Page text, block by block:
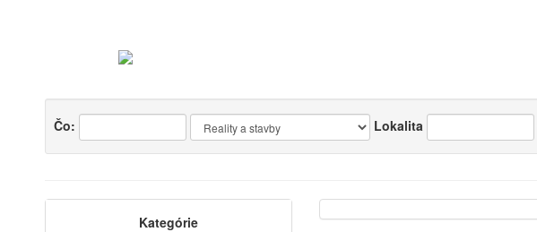
Čo: Lokalita
Kategórie